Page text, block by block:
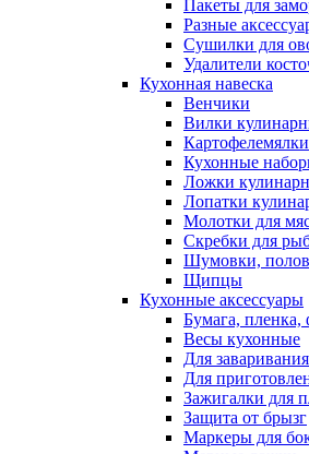
Пакеты для
Разные
Сушилки для
Удалители
Кухонная навеска
Венчики
Вилки
Картофелемялки
Кухонные
Ложки
Лопатки
Молотки для
Скребки для
Шумовки,
Щипцы
Кухонные аксессуары
Бумага, пленка,
Весы кухонные
Для
Для
Зажигалки для
Защита от брызг
Маркеры для